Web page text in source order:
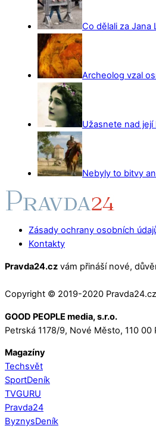
Co dělali za
Archeolog vzal
Užasnete nad její
Nebyly to bitvy
Zásady ochrany osobních
Kontakty
Pravda24.cz vám přináší nové,
Copyright © 2019-2020 Pravda24.cz
GOOD PEOPLE media, s.r.o.
Petrská 1178/9, Nové Město, 110 00
Magazíny
Techsvět
SportDeník
TVGURU
Pravda24
ByznysDeník